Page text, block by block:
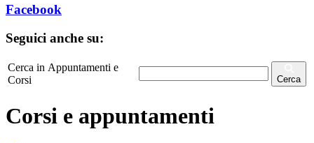
Facebook
Seguici anche su:
Cerca in Appuntamenti e
Corsi
Cerca
Corsi e appuntamenti